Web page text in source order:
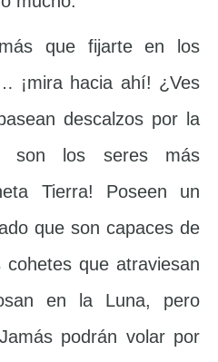
que fijarte en los
¡mira hacia ahí! ¿Ves
descalzos por la
son los seres más
Tierra! Poseen un
que son capaces de
que atraviesan
en la Luna, pero
podrán volar por